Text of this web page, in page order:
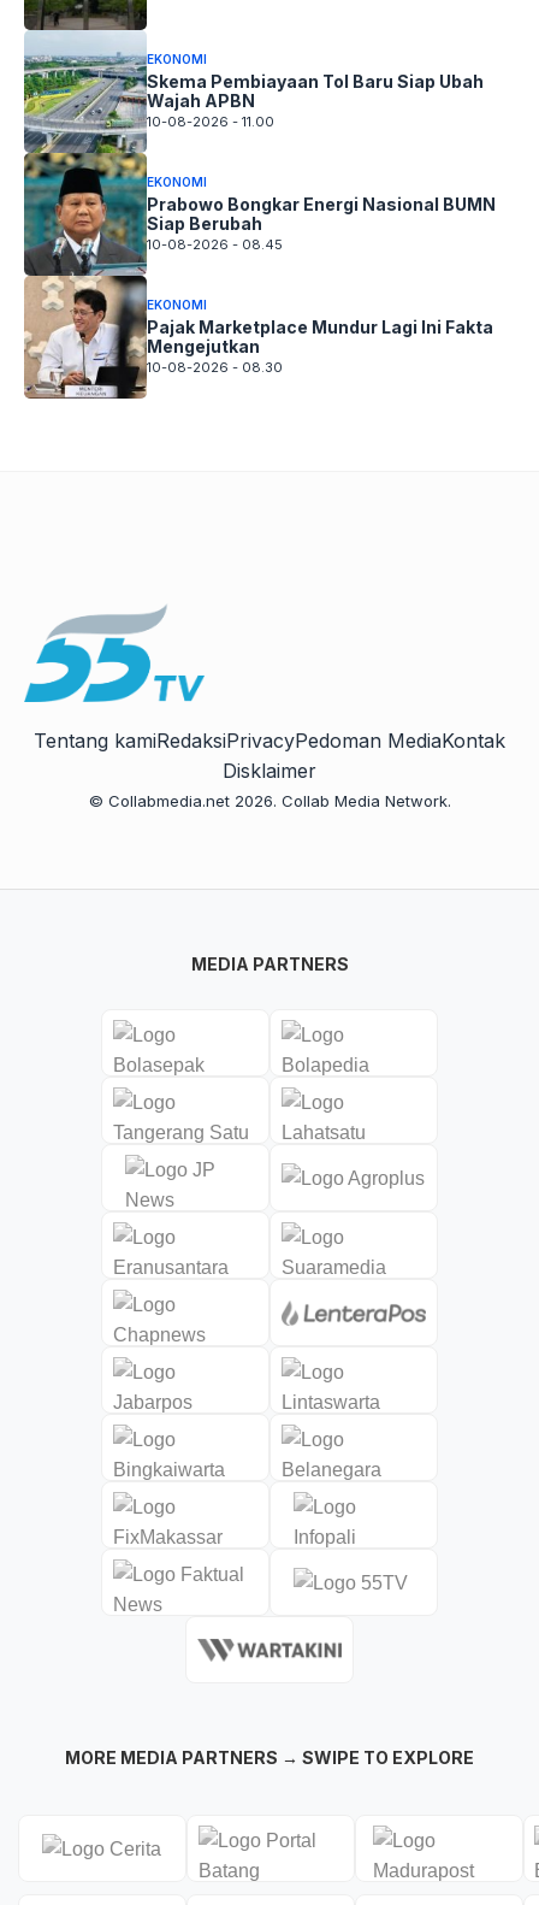
EKONOMI
Skema Pembiayaan Tol Baru Siap Ubah
Wajah APBN
10-08-2026 - 11.00
EKONOMI
Prabowo Bongkar Energi Nasional BUMN
Siap Berubah
10-08-2026 - 08.45
EKONOMI
Pajak Marketplace Mundur Lagi Ini Fakta
Mengejutkan
10-08-2026 - 08.30
Tentang kamiRedaksiPrivacyPedoman MediaKontak
Disklaimer
© Collabmedia.net 2026. Collab Media Network.
MEDIA PARTNERS
MORE MEDIA PARTNERS → SWIPE TO EXPLORE